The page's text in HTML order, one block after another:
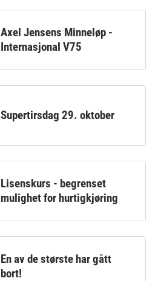
Axel Jensens Minneløp -
Internasjonal V75
Supertirsdag 29. oktober
Lisenskurs - begrenset
mulighet for hurtigkjøring
En av de største har gått
bort!